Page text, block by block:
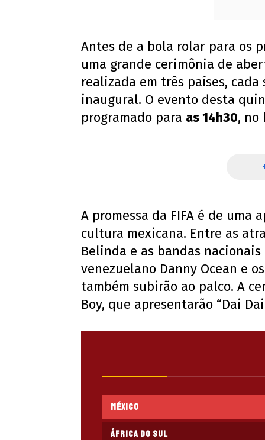
Antes de a bola rolar para os
uma grande cerimônia de
realizada em três países,
inaugural. O evento desta
programado para as 14h30, no
A promessa da FIFA é de
cultura mexicana. Entre as
Belinda e as bandas nacionais
venezuelano Danny Ocean e
também subirão ao palco. A
Boy, que apresentarão “Dai
México
África do Sul